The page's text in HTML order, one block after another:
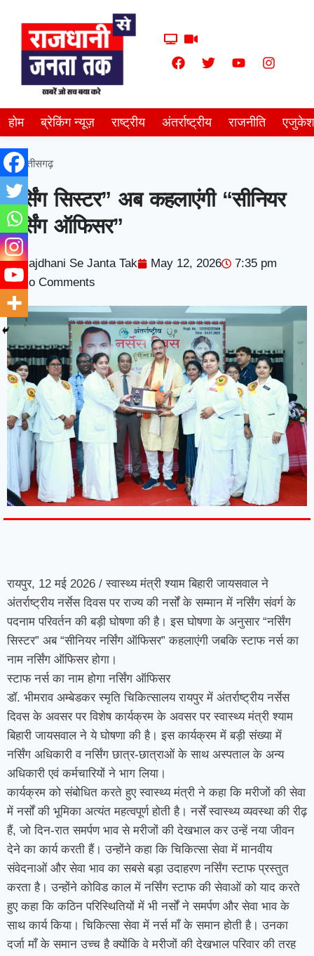
होम ब्रेकिंग न्यूज़ राष्ट्रीय अंतर्राष्ट्रीय राजनीति
छत्तीसगढ़
नर्सिंग सिस्टर” अब कहलाएंगी “सीनियर
नर्सिंग ऑफिसर”
Rajdhani Se Janta Tak May 12, 2026
7:35 pm
No Comments
रायपुर, 12 मई 2026 / स्वास्थ्य मंत्री श्याम बिहारी जायसवाल ने
अंतर्राष्ट्रीय नर्सेस दिवस पर राज्य की नर्सों के सम्मान में नर्सिंग संवर्ग के
पदनाम परिवर्तन की बड़ी घोषणा की है। इस घोषणा के अनुसार “नर्सिंग
सिस्टर” अब “सीनियर नर्सिंग ऑफिसर” कहलाएंगी जबकि स्टाफ नर्स का
नाम नर्सिंग ऑफिसर होगा।
स्टाफ नर्स का नाम होगा नर्सिंग ऑफिसर
डॉ. भीमराव अम्बेडकर स्मृति चिकित्सालय रायपुर में अंतर्राष्ट्रीय नर्सेस
दिवस के अवसर पर विशेष कार्यक्रम के अवसर पर स्वास्थ्य मंत्री श्याम
बिहारी जायसवाल ने ये घोषणा की है। इस कार्यक्रम में बड़ी संख्या में
नर्सिंग अधिकारी व नर्सिंग छात्र-छात्राओं के साथ अस्पताल के अन्य
अधिकारी एवं कर्मचारियों ने भाग लिया।
कार्यक्रम को संबोधित करते हुए स्वास्थ्य मंत्री ने कहा कि मरीजों की सेवा
में नर्सों की भूमिका अत्यंत महत्वपूर्ण होती है। नर्सें स्वास्थ्य व्यवस्था की रीढ़
हैं, जो दिन-रात समर्पण भाव से मरीजों की देखभाल कर उन्हें नया जीवन
देने का कार्य करती हैं। उन्होंने कहा कि चिकित्सा सेवा में मानवीय
संवेदनाओं और सेवा भाव का सबसे बड़ा उदाहरण नर्सिंग स्टाफ प्रस्तुत
करता है। उन्होंने कोविड काल में नर्सिंग स्टाफ की सेवाओं को याद करते
हुए कहा कि कठिन परिस्थितियों में भी नर्सों ने समर्पण और सेवा भाव के
साथ कार्य किया। चिकित्सा सेवा में नर्स माँ के समान होती है। उनका
दर्जा माँ के समान उच्च है क्योंकि वे मरीजों की देखभाल परिवार की तरह